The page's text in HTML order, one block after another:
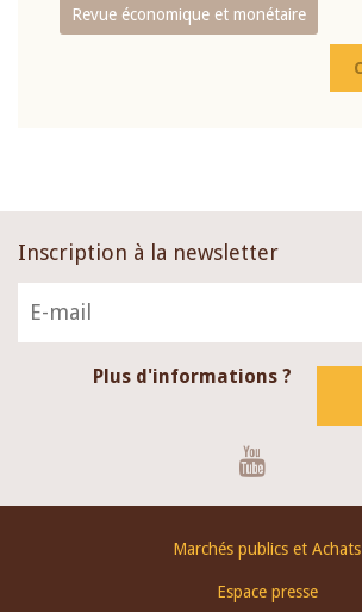
Revue économique et monétaire
Inscription à la newsletter
Plus d'informations ?
Marchés publics et Achats
Espace presse